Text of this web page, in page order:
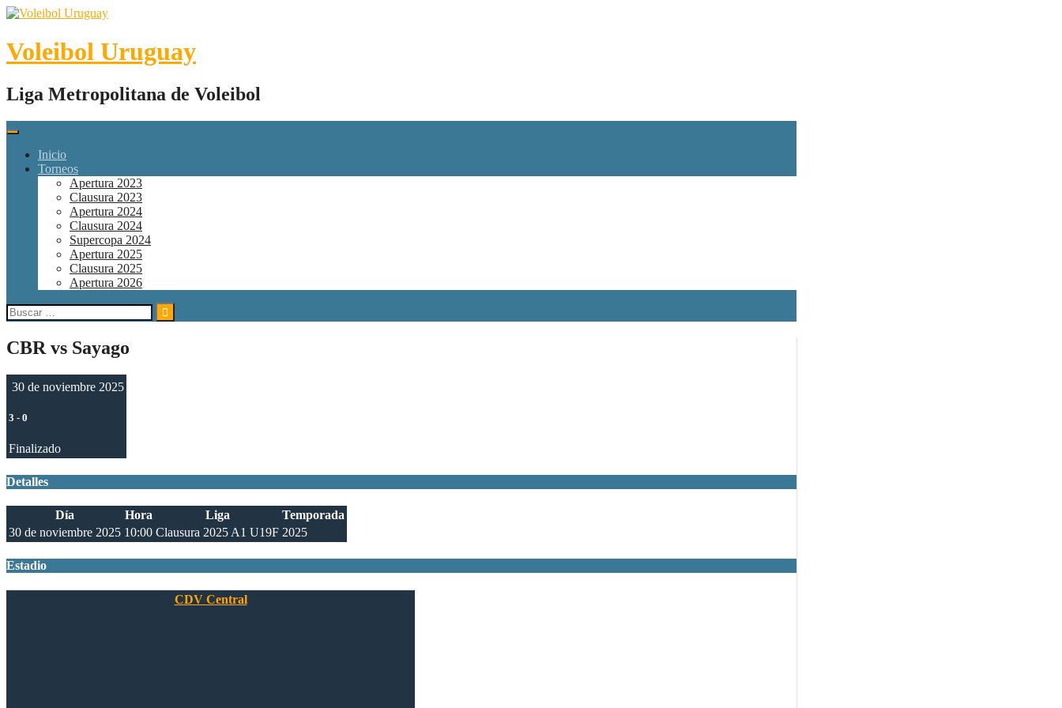
Skip
content
Voleibol Uruguay
Liga Metropolitana de Voleibol
Inicio
Torneos
Apertura 2023
Clausura 2023
Apertura 2024
Clausura 2024
Supercopa 2024
Apertura 2025
Clausura 2025
Apertura 2026
Buscar:
CBR vs Sayago
30 de noviembre 2025
3 - 0
Finalizado
Detalles
Día Hora Liga
Temporada
30 de noviembre 2025 10:00 Clausura 2025 A1 U19F 2025
Estadio
CDV Central